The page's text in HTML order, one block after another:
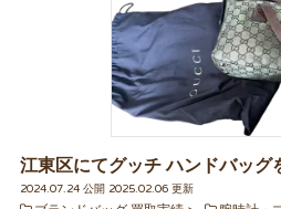
江東区にてグッチ ハンドバッグ
2024.07.24 公開 2025.02.06 更新